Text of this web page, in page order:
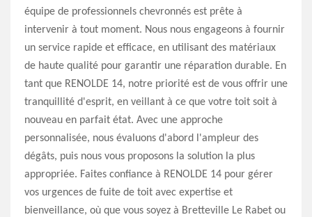
équipe de professionnels chevronnés est prête à
intervenir à tout moment. Nous nous engageons à fournir
un service rapide et efficace, en utilisant des matériaux
de haute qualité pour garantir une réparation durable. En
tant que RENOLDE 14, notre priorité est de vous offrir une
tranquillité d'esprit, en veillant à ce que votre toit soit à
nouveau en parfait état. Avec une approche
personnalisée, nous évaluons d'abord l'ampleur des
dégâts, puis nous vous proposons la solution la plus
appropriée. Faites confiance à RENOLDE 14 pour gérer
vos urgences de fuite de toit avec expertise et
bienveillance, où que vous soyez à Bretteville Le Rabet ou